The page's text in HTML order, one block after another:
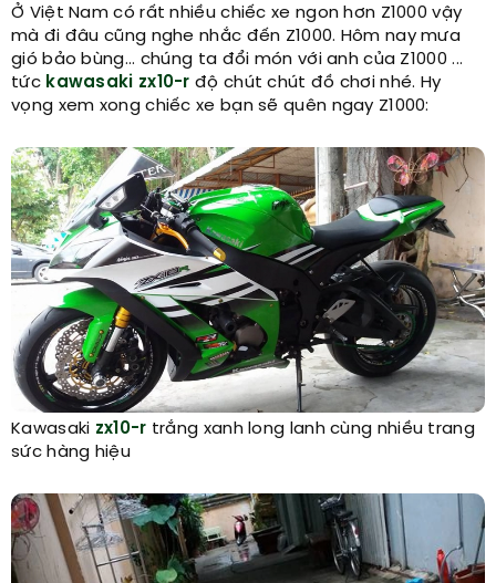
Ở Việt Nam có rất nhiều chiếc xe ngon hơn Z1000 vậy
mà đi đâu cũng nghe nhắc đến Z1000. Hôm nay mưa
gió bảo bùng... chúng ta đổi món với anh của Z1000 ...
tức kawasaki zx10-r độ chút chút đồ chơi nhé. Hy
vọng xem xong chiếc xe bạn sẽ quên ngay Z1000:
Kawasaki zx10-r trắng xanh long lanh cùng nhiều trang
sức hàng hiệu